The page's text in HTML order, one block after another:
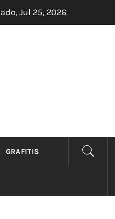
unipersonal que se ríe de los
Jul 25, 2026
GRAFITIS